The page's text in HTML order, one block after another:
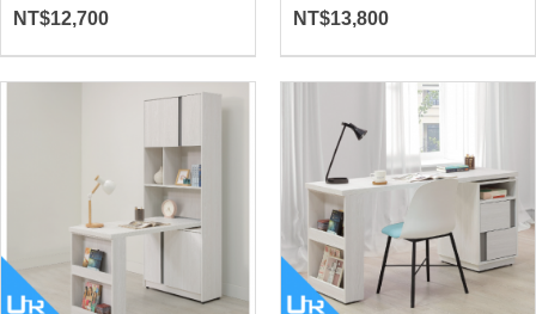
NT$12,700
NT$13,800